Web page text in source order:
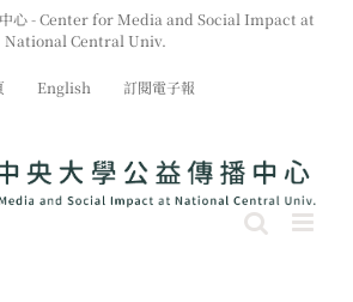
中心 - Center for Media and Social Impact at
National Central Univ.
English 訂閱電子報